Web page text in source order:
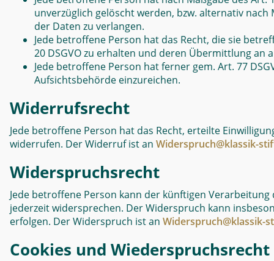
unverzüglich gelöscht werden, bzw. alternativ
der Daten zu verlangen.
Jede betroffene Person hat das Recht, die sie
20 DSGVO zu erhalten und deren Übermittlung an
Jede betroffene Person hat ferner gem. Art. 77
Aufsichtsbehörde einzureichen.
Widerrufsrecht
Jede betroffene Person hat das Recht, erteilte
widerrufen. Der Widerruf ist an Widerspruch@klassik-
Widerspruchsrecht
Jede betroffene Person kann der künftigen
jederzeit widersprechen. Der Widerspruch kann
erfolgen. Der Widerspruch ist an Widerspruch@klassik-
Cookies und